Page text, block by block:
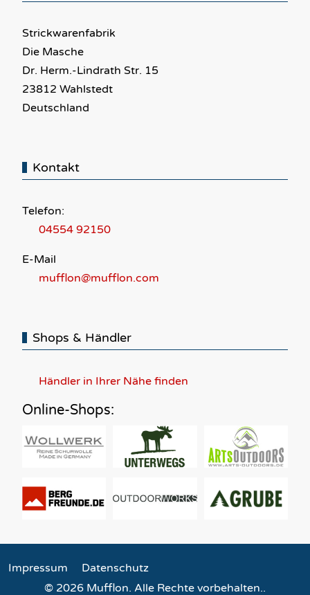
Strickwarenfabrik
Die Masche
Dr. Herm.-Lindrath Str. 15
23812 Wahlstedt
Deutschland
Kontakt
Telefon:
04554 92150
E-Mail
mufflon@mufflon.com
Shops & Händler
Händler in Ihrer Nähe finden
Online-Shops:
Impressum
Datenschutz
© 2026 Mufflon. Alle Rechte vorbehalten..